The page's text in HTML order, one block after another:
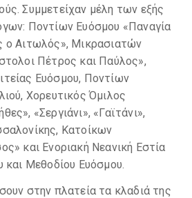
Συμμετείχαν μέλη των εξής
Ποντίων Ευόσμου «Παναγία
ο Αιτωλός», Μικρασιατών
Πέτρος και Παύλος»,
Ευόσμου, Ποντίων
Χορευτικός Όμιλος
«Σεργιάνι», «Γαϊτάνι»,
Κατοίκων
και Ενοριακή Νεανική Εστία
και Μεθοδίου Ευόσμου.
στην πλατεία τα κλαδιά της